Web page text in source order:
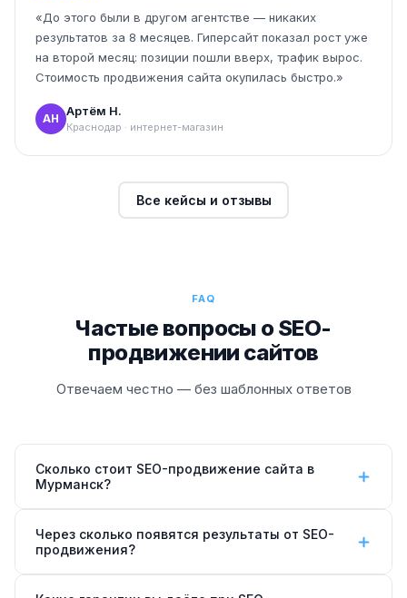
«До этого были в другом агентстве — никаких
результатов за 8 месяцев. Гиперсайт показал рост уже
на второй месяц: позиции пошли вверх, трафик вырос.
Стоимость продвижения сайта окупилась быстро.»
АН
Артём Н.
Краснодар · интернет-магазин
Все кейсы и отзывы
FAQ
Частые вопросы о SEO-
продвижении сайтов
Отвечаем честно — без шаблонных ответов
Сколько стоит SEO-продвижение сайта в
Мурманск?
мес(тариф «Старт»). Тариф «Бизнес» — 35 000 ₽/
Через сколько появятся результаты от SEO-
продвижения?